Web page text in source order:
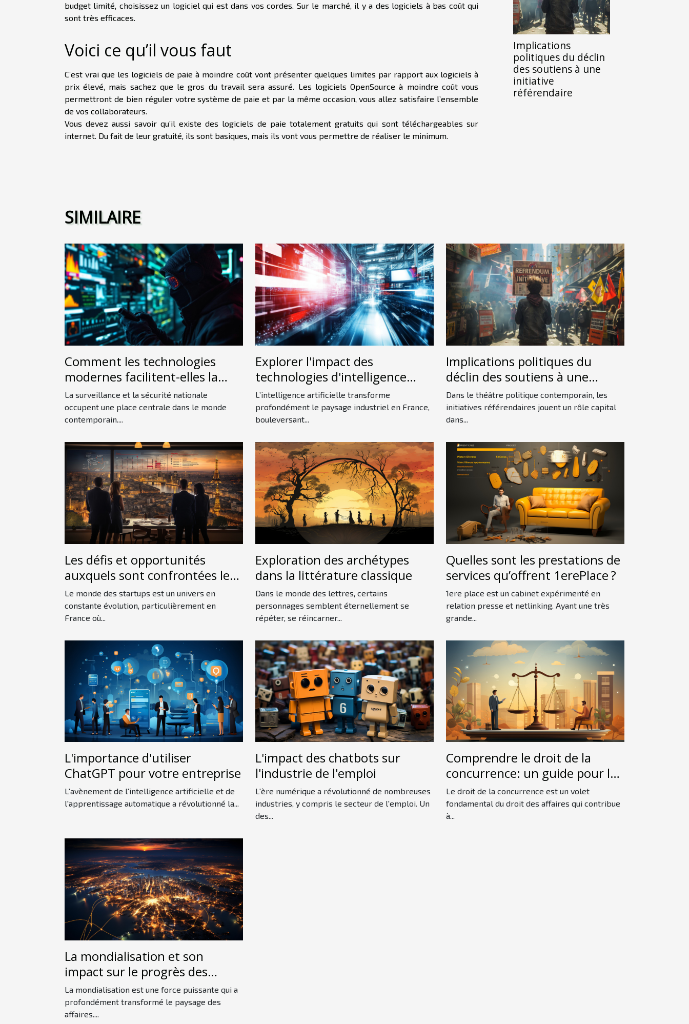
budget limité, choisissez un logiciel qui est dans vos cordes. Sur le marché, il y a des logiciels à bas coût qui
sont très efficaces.
Voici ce qu’il vous faut
C’est vrai que les logiciels de paie à moindre coût vont présenter quelques limites par rapport aux logiciels à
prix élevé, mais sachez que le gros du travail sera assuré. Les logiciels OpenSource à moindre coût vous
permettront de bien réguler votre système de paie et par la même occasion, vous allez satisfaire l’ensemble
de vos collaborateurs.
Vous devez aussi savoir qu’il existe des logiciels de paie totalement gratuits qui sont téléchargeables sur
internet. Du fait de leur gratuité, ils sont basiques, mais ils vont vous permettre de réaliser le minimum.
Implications
politiques du déclin
des soutiens à une
initiative
référendaire
SIMILAIRE
Comment les technologies
modernes facilitent-elles la
détection d'espions ?
La surveillance et la sécurité nationale
occupent une place centrale dans le monde
contemporain....
Explorer l'impact des
technologies d'intelligence
artificielle sur l'industrie
française
L’intelligence artificielle transforme
profondément le paysage industriel en France,
bouleversant...
Implications politiques du
déclin des soutiens à une
initiative référendaire
Dans le théâtre politique contemporain, les
initiatives référendaires jouent un rôle capital
dans...
Les défis et opportunités
auxquels sont confrontées les
startups françaises sur le
marché international
Le monde des startups est un univers en
constante évolution, particulièrement en
France où...
Exploration des archétypes
dans la littérature classique
Dans le monde des lettres, certains
personnages semblent éternellement se
répéter, se réincarner...
Quelles sont les prestations de
services qu’offrent 1erePlace ?
1ere place est un cabinet expérimenté en
relation presse et netlinking. Ayant une très
grande...
L'importance d'utiliser
ChatGPT pour votre entreprise
L'avènement de l'intelligence artificielle et de
l'apprentissage automatique a révolutionné la...
L'impact des chatbots sur
l'industrie de l'emploi
L'ère numérique a révolutionné de nombreuses
industries, y compris le secteur de l'emploi. Un
des...
Comprendre le droit de la
concurrence: un guide pour les
débutants
Le droit de la concurrence est un volet
fondamental du droit des affaires qui contribue
à...
La mondialisation et son
impact sur le progrès des
entreprises
La mondialisation est une force puissante qui a
profondément transformé le paysage des
affaires....